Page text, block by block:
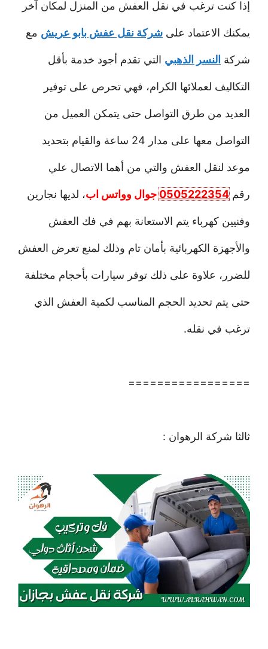
إذا كنت ترغب في نقل العفش من المنزل لمكان آخر
يمكنك الاعتماد على شركة نقل عفش بابو عريش مع
شركة النسر الذهبي التي تقدم أجود خدمة بأقل
التكاليف لعملائها الكرام، فهي تحرص على توفير
العديد من طرق التواصل حتى يتمكن العميل من
التواصل معها على مدار 24 ساعة والقيام بتحديد
موعد لنقل العفش والتي من أهما الاتصال علي
رقم0505222354جوال وواتس اب، لديها نجارين
وفنيين كهرباء يتم الاستعانة بهم في فك العفش
والأجهزة الكهربائية بأمان تام وذلك لمنع تعرض العفش
للضرر، علاوة على ذلك توفر سيارات بأحجام مختلفة
حتى يتم تحديد الحجم المناسب لكمية العفش الذي
ترغب في نقله.
=================
ثالثا شركة الرهوان :